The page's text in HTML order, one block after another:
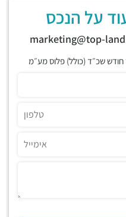
על הנכס
שכ״ד (כולל) פלוס מע״מ